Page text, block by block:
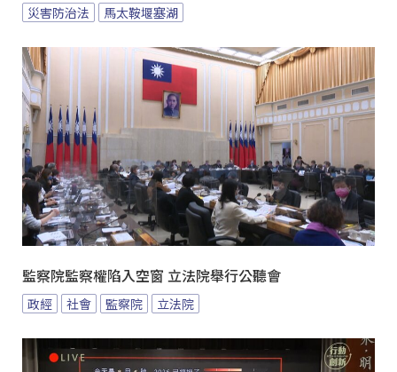
災害防治法
馬太鞍堰塞湖
監察院監察權陷入空窗 立法院舉行公聽會
政經 社會 監察院 立法院